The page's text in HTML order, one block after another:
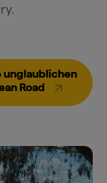
unglaublichen
Road